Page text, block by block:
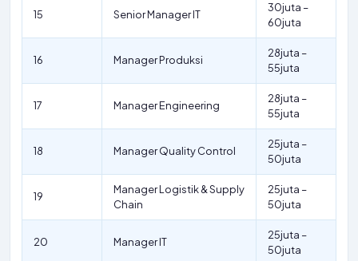
15 Senior Manager IT
30juta –
60juta
16 Manager Produksi
28juta –
55juta
17 Manager Engineering
28juta –
55juta
18 Manager Quality Control
25juta –
50juta
19
Manager Logistik & Supply
Chain
25juta –
50juta
20 Manager IT
25juta –
50juta